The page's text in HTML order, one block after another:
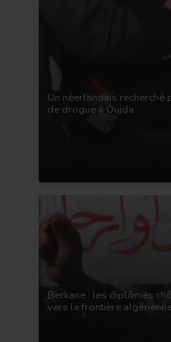
Un néerlandais
de drogue à Oujda
Berkane : les diplômés
vers la frontière